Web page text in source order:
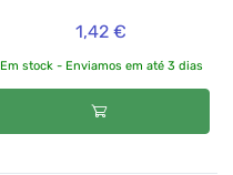
1,42 €
Em stock - Enviamos em até 3 dias